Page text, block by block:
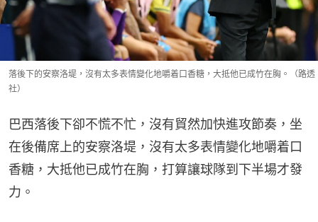
落後下的安察洛堤，沒有太多表情變化地嚼着口香糖，大抵他已成竹在胸。（路透
社）
巴西落後下卻不慌不忙，沒有貿然加快進攻節奏，坐
在後備席上的安察洛堤，沒有太多表情變化地嚼着口
香糖，大抵他已成竹在胸，打算讓球隊到下半場才發
力。